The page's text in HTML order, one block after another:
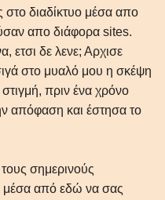
στο διαδίκτυο μέσα απο
απο διάφορα sites.
ετσι δε λενε; Αρχισε
στο μυαλό μου η σκέψη
πριν ένα χρόνο
απόφαση και έστησα το
σημερινούς
μέσα από εδώ να σας